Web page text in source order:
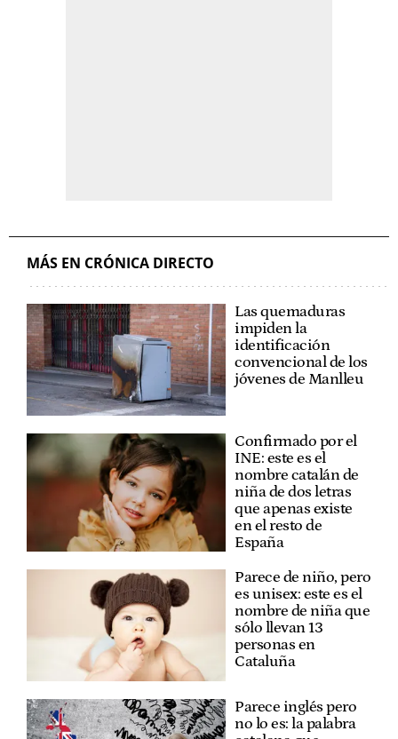
MÁS EN CRÓNICA DIRECTO
Las quemaduras
impiden la
identificación
convencional de los
jóvenes de Manlleu
Confirmado por el
INE: este es el
nombre catalán de
niña de dos letras
que apenas existe
en el resto de
España
Parece de niño, pero
es unisex: este es el
nombre de niña que
sólo llevan 13
personas en
Cataluña
Parece inglés pero
no lo es: la palabra